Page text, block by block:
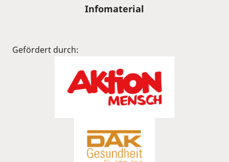
Infomaterial
Gefördert durch: